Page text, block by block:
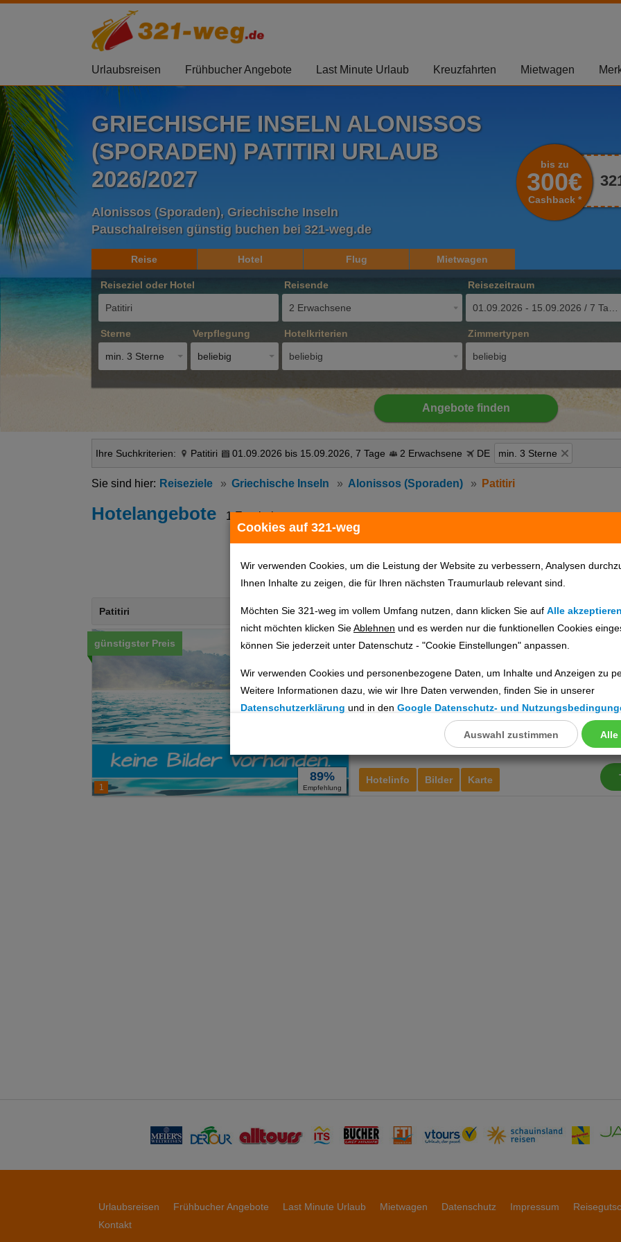
Cookies auf 321-weg
Wir verwenden Cookies, um die Leistung der Website zu verbessern, Analysen
Ihnen Inhalte zu zeigen, die für Ihren nächsten Traumurlaub relevant sind.
Möchten Sie 321-weg im vollem Umfang nutzen, dann klicken Sie auf Alle akzeptieren
nicht möchten klicken SieAblehnen und es werden nur die funktionellen Cookies
können Sie jederzeit unter Datenschutz - "Cookie Einstellungen" anpassen.
Wir verwenden Cookies und personenbezogene Daten, um Inhalte und Anzeigen zu
Weitere Informationen dazu, wie wir Ihre Daten verwenden, finden Sie in unserer
Datenschutzerklärung und in den Google Datenschutz- und
Technische Cookies
Analyse
Alle
Auswahl zustimmen
Urlaubsreisen Frühbucher Angebote Last Minute Urlaub Kreuzfahrten Mietwagen
GRIECHISCHE INSELN ALONISSOS
(SPORADEN) PATITIRI URLAUB
2026/2027
Alonissos (Sporaden), Griechische Inseln
Pauschalreisen günstig buchen bei 321-weg.de
bis zu
300€
Cashback *
Reise Hotel Flug Mietwagen
Reiseziel oder Hotel Reisende
2 Erwachsene
Reisezeitraum
01.09.2026 - 15.09.2026 / 7 Tage
Sterne
min. 3 Sterne
Verpflegung
beliebig
Hotelkriterien
beliebig
Zimmertypen
beliebig
Angebote finden
Ihre Suchkriterien: Patitiri 01.09.2026 bis 15.09.2026, 7 Tage 2 Erwachsene DE min. 3 Sterne
Reiseziele Griechische Inseln Alonissos (Sporaden) Patitiri
Hotelangebote 1 Ergebnisse
Hotels auf Karte anzeigen
Patitiri günstigster Preis Hotelname Hotelort Sterne
1
günstigster Preis
89%
Empfehlung
Hotelinfo Bilder Karte
Atrium of Alonissos
Ort:
Urlaubsreisen Frühbucher Angebote Last Minute Urlaub Mietwagen Datenschutz Impressum
Kontakt